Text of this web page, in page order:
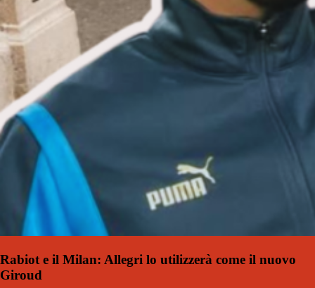
Rabiot e il Milan: Allegri lo utilizzerà come il nuovo
Giroud